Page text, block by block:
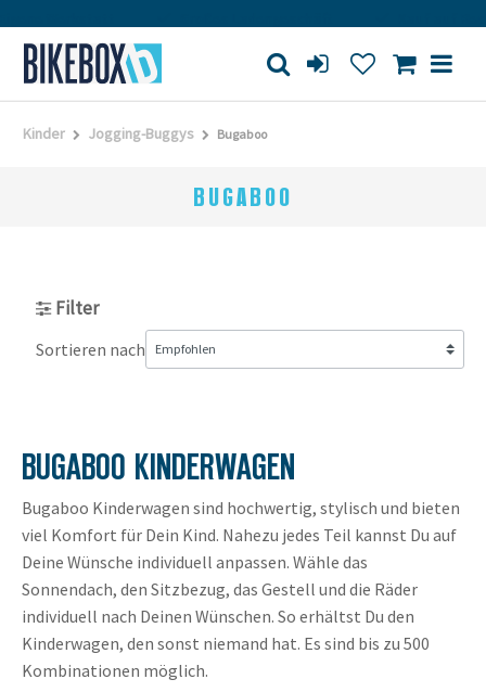
Kinder Jogging-Buggys Bugaboo
BUGABOO
Filter
Sortieren nach
BUGABOO KINDERWAGEN
Bugaboo Kinderwagen sind hochwertig, stylisch und bieten
viel Komfort für Dein Kind. Nahezu jedes Teil kannst Du auf
Deine Wünsche individuell anpassen. Wähle das
Sonnendach, den Sitzbezug, das Gestell und die Räder
individuell nach Deinen Wünschen. So erhältst Du den
Kinderwagen, den sonst niemand hat. Es sind bis zu 500
Kombinationen möglich.